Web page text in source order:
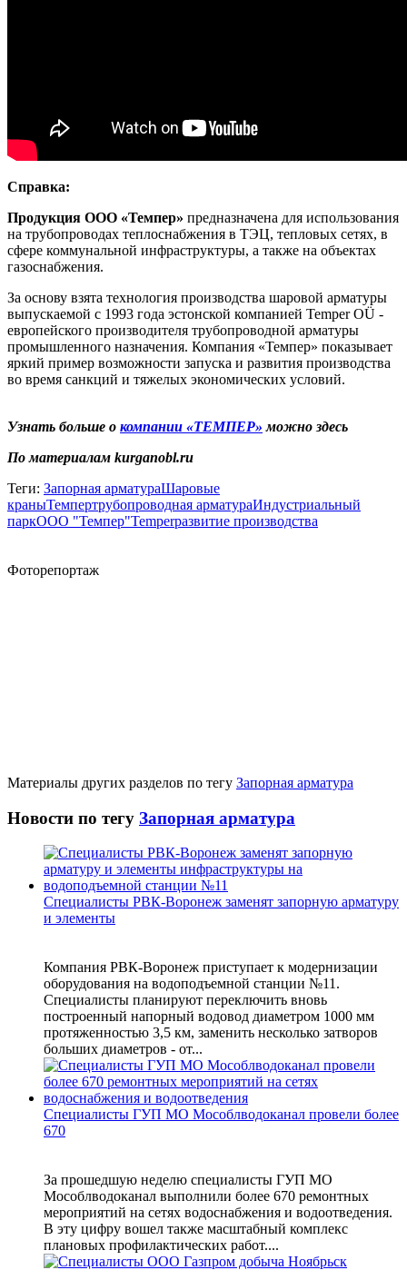
Справка:
Продукция ООО «Темпер» предназначена для использования
на трубопроводах теплоснабжения в ТЭЦ, тепловых сетях, в
сфере коммунальной инфраструктуры, а также на объектах
газоснабжения.
За основу взята технология производства шаровой арматуры
выпускаемой с 1993 года эстонской компанией Temper OÜ -
европейского производителя трубопроводной арматуры
промышленного назначения. Компания «Темпер» показывает
яркий пример возможности запуска и развития производства
во время санкций и тяжелых экономических условий.
Узнать больше о компании «ТЕМПЕР» можно здесь
По материалам kurganobl.ru
Теги: Запорная арматураШаровые
краныТемпертрубопроводная арматураИндустриальный
паркООО "Темпер"Temperразвитие производства
Фоторепортаж
Материалы других разделов по тегу Запорная арматура
Новости по тегу Запорная арматура
Специалисты РВК-Воронеж заменят запорную арматуру
и элементы
Компания РВК-Воронеж приступает к модернизации
оборудования на водоподъемной станции №11.
Специалисты планируют переключить вновь
построенный напорный водовод диаметром 1000 мм
протяженностью 3,5 км, заменить несколько затворов
больших диаметров - от...
Специалисты ГУП МО Мособлводоканал провели более
670
За прошедшую неделю специалисты ГУП МО
Мособлводоканал выполнили более 670 ремонтных
мероприятий на сетях водоснабжения и водоотведения.
В эту цифру вошел также масштабный комплекс
плановых профилактических работ....